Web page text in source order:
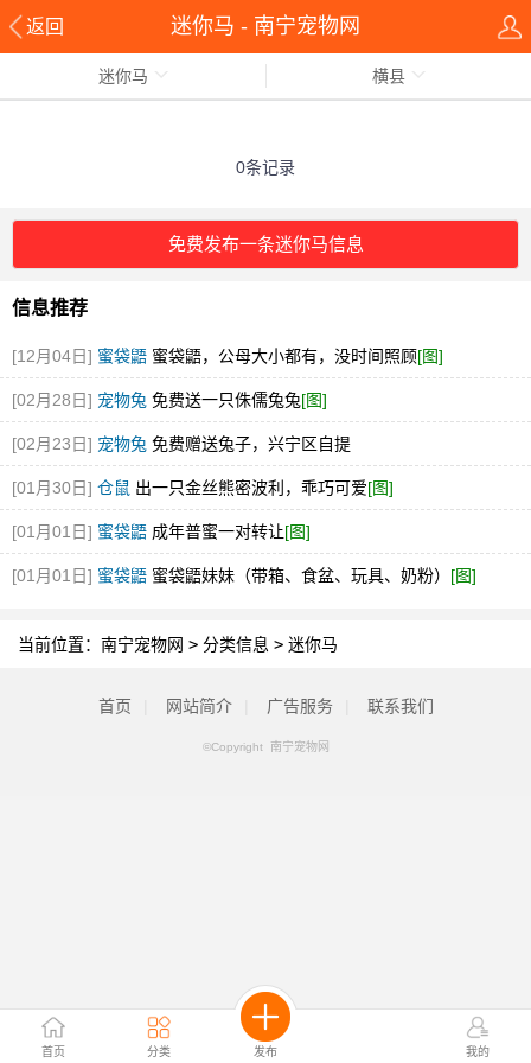
返回 迷你马 - 南宁宠物网
首页 分类 发布 我的
迷你马 横县
0条记录
免费发布一条迷你马信息
信息推荐
[12月04日] 蜜袋鼯 蜜袋鼯，公母大小都有，没时间照顾[图]
[02月28日] 宠物兔 免费送一只侏儒兔兔[图]
[02月23日] 宠物兔 免费赠送兔子，兴宁区自提
[01月30日] 仓鼠 出一只金丝熊密波利，乖巧可爱[图]
[01月01日] 蜜袋鼯 成年普蜜一对转让[图]
[01月01日] 蜜袋鼯 蜜袋鼯妹妹（带箱、食盆、玩具、奶粉） [图]
当前位置： 南宁宠物网 > 分类信息 > 迷你马
首页 网站简介 广告服务 联系我们
©Copyright 南宁宠物网